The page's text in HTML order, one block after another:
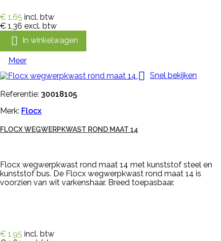
€ 1,65 incl. btw
€ 1,36 excl. btw
 In winkelwagen
Meer
 Snel bekijken
Referentie: 30018105
Merk: Flocx
FLOCX WEGWERPKWAST ROND MAAT 14
Flocx wegwerpkwast rond maat 14 met kunststof steel en
kunststof bus. De Flocx wegwerpkwast rond maat 14 is
voorzien van wit varkenshaar. Breed toepasbaar.
€ 1,95 incl. btw